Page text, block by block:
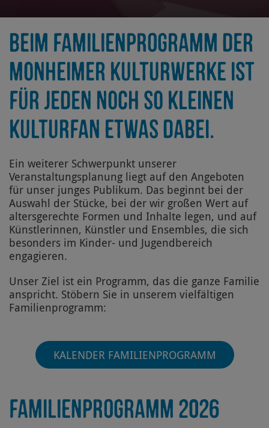
BEIM FAMILIENPROGRAMM DER
MONHEIMER KULTURWERKE IST
FÜR JEDEN NOCH SO KLEINEN
KULTURFAN ETWAS DABEI.
Ein weiterer Schwerpunkt unserer
Veranstaltungsplanung liegt auf den Angeboten
für unser junges Publikum. Das beginnt bei der
Auswahl der Stücke, bei der wir großen Wert auf
altersgerechte Formen und Inhalte legen, und auf
Künstlerinnen, Künstler und Ensembles, die sich
besonders im Kinder- und Jugendbereich
engagieren.
Unser Ziel ist ein Programm, das die ganze Familie
anspricht. Stöbern Sie in unserem vielfältigen
Familienprogramm:
KALENDER FAMILIENPROGRAMM
FAMILIENPROGRAMM 2026